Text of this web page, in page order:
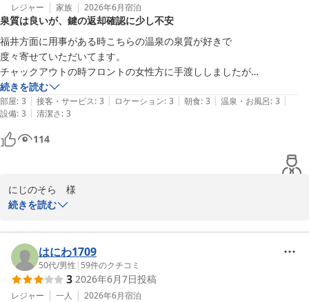
ぜひ次回も当館のかけ流し温泉で心身ともにごゆっくりとお寛ぎく
ださいませ。
またのお越しを心よりお待ちしております。
フロント　陳
小松天然温泉ルートイングランティア小松エアポート
レジャー 家族 2026年6月宿泊
泉質は良いが、鍵の返却確認に少し不安
福井方面に用事がある時こちらの温泉の泉質が好きで
度々寄せていただいてます。
チャックアウトの時フロントの女性方に手渡ししましたが
カード鍵が返却されたか
問い合わせの電話がありましたが
その後確認できたのでしょうか
続きを読む
部屋: 3 | 接客・サービス: 3 | ロケーション: 3 | 朝食: 3 | 温泉・お風呂: 3 |
設備: 3 | 清潔さ: 3
114
にじのそら　様
て誠にありがとうございました。
チェックアウト時のカード鍵の返却確認につきまして、ご不安とご
不快をおかけしてしまいましたことを、深くお詫び申し上げます。
続きを読む
はにわ1709
50代/男性 | 59件のクチコミ
3 2026年6月7日投稿
レジャー 一人 2026年6月宿泊